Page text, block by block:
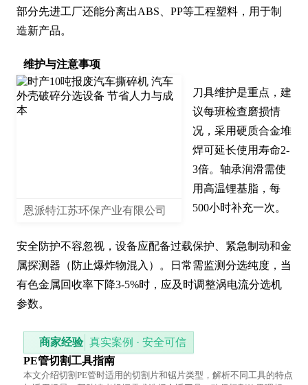
部分先进工厂还能分离出ABS、PP等工程塑料，用于制
造新产品。
维护与注意事项
恩派特江苏环保产业有限公司
刀具维护是重点，建
议每班检查磨损情
况，采用硬质合金堆
焊可延长使用寿命2-
3倍。轴承润滑需使
用高温锂基脂，每
500小时补充一次。
安全防护不容忽视，设备应配备过载保护、紧急制动和金
属探测器（防止爆炸物混入）。日常需监测分选纯度，当
有色金属回收率下降3-5%时，应及时调整涡电流分选机
参数。
商家经验 真实案例 · 安全可信
PE管切割工具指南
本文介绍切割PE管时适用的切割片和锯片类型，解析不同工具的特点